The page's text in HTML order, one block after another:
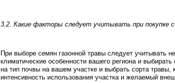
3.2. Какие факторы следует учитывать при покупке
При выборе семян газонной травы следует учитывать
климатические особенности вашего региона и
на тип почвы на вашем участке и выбрать сорта
интенсивность использования участка и желаемый